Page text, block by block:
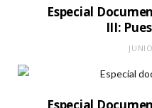
Especial
III:
Especial